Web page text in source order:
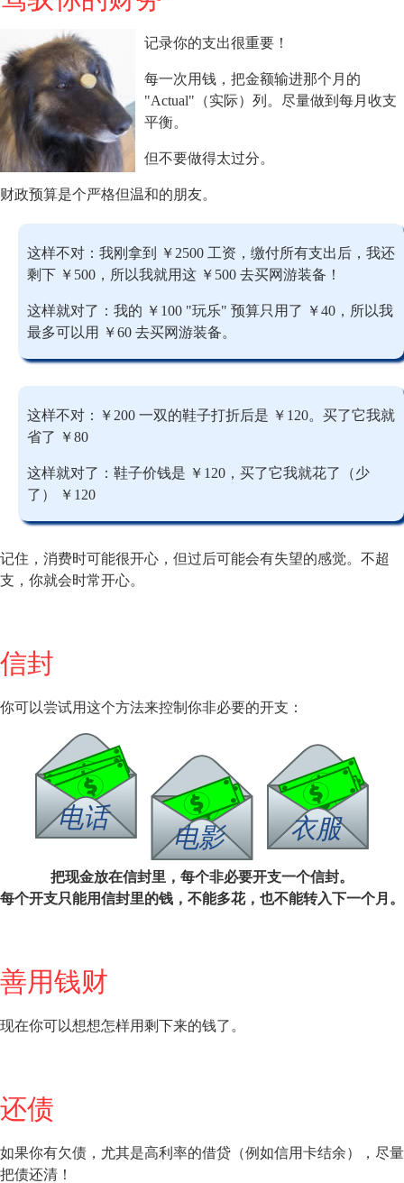
记录你的支出很重要！
每一次用钱，把金额输进那个月的
"Actual"（实际）列。尽量做到每月收支
平衡。
但不要做得太过分。
财政预算是个严格但温和的朋友。
这样不对：我刚拿到 ￥2500 工资，缴付所有支出后，我还
剩下 ￥500，所以我就用这 ￥500 去买网游装备！
这样就对了：我的 ￥100 "玩乐" 预算只用了 ￥40，所以我
最多可以用 ￥60 去买网游装备。
这样不对：￥200 一双的鞋子打折后是 ￥120。买了它我就
省了 ￥80
这样就对了：鞋子价钱是 ￥120，买了它我就花了（少
了） ￥120
记住，消费时可能很开心，但过后可能会有失望的感觉。不超
支，你就会时常开心。
信封
你可以尝试用这个方法来控制你非必要的开支：
把现金放在信封里，每个非必要开支一个信封。
每个开支只能用信封里的钱，不能多花，也不能转入下一个月。
善用钱财
现在你可以想想怎样用剩下来的钱了。
还债
如果你有欠债，尤其是高利率的借贷（例如信用卡结余），尽量
把债还清！